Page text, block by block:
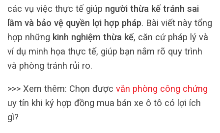
các vụ việc thực tế giúp người thừa kế tránh sai
lầm và bảo vệ quyền lợi hợp pháp. Bài viết này tổng
hợp những kinh nghiệm thừa kế, căn cứ pháp lý và
ví dụ minh họa thực tế, giúp bạn nắm rõ quy trình
và phòng tránh rủi ro.
>>> Xem thêm: Chọn được văn phòng công chứng
uy tín khi ký hợp đồng mua bán xe ô tô có lợi ích
gì?